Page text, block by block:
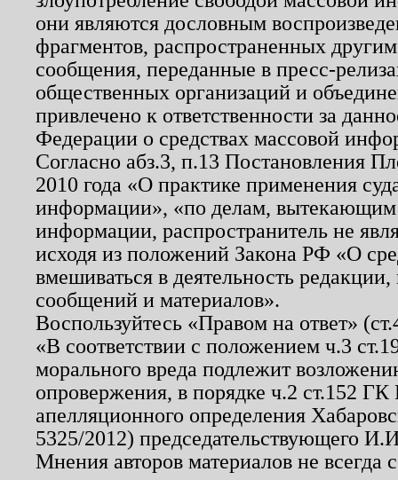
они являются дословным
фрагментов, распространенных
сообщения, переданные в пресс-
общественных организаций и
привлечено к ответственности за
Федерации о средствах массовой
Согласно абз.3, п.13 Постановления
2010 года «О практике применения
информации», «по делам, вытекающим
информации, распространитель не
исходя из положений Закона РФ «О
вмешиваться в деятельность
сообщений и материалов».
Воспользуйтесь «Правом на ответ»
«В соответствии с положением ч.3
морального вреда подлежит
опровержения, в порядке ч.2 ст.152
апелляционного определения
5325/2012) председательствующего
Мнения авторов материалов не